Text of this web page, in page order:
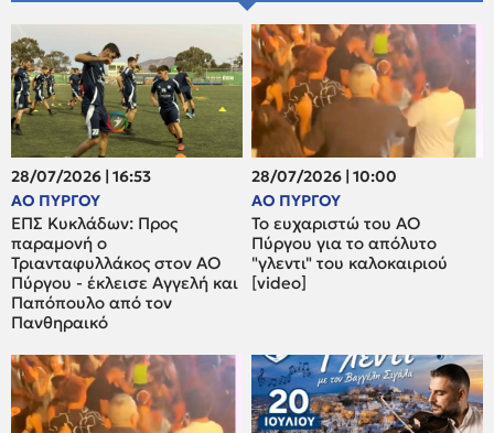
28/07/2026 | 16:53
ΑΟ ΠΥΡΓΟΥ
ΕΠΣ Κυκλάδων: Προς
παραμονή ο
Τριανταφυλλάκος στον ΑΟ
Πύργου - έκλεισε Αγγελή και
Παπόπουλο από τον
Πανθηραικό
28/07/2026 | 10:00
ΑΟ ΠΥΡΓΟΥ
Το ευχαριστώ του ΑΟ
Πύργου για το απόλυτο
"γλεντι" του καλοκαιριού
[video]